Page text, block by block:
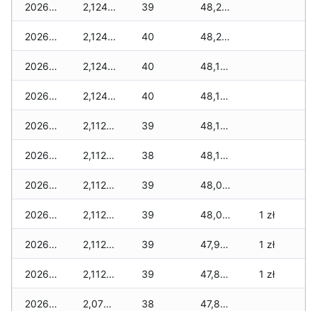
2026-03-29 2,124 zł 39 48,220 zł
2026-03-28 2,124 zł 40 48,208 zł
2026-03-27 2,124 zł 40 48,184 zł
2026-03-26 2,124 zł 40 48,184 zł
2026-03-25 2,112 zł 39 48,160 zł
2026-03-24 2,112 zł 38 48,125 zł
2026-03-23 2,112 zł 39 48,090 zł
2026-03-22 2,112 zł 39 48,090 zł 1 zł
2026-03-21 2,112 zł 39 47,996 zł 1 zł
2026-03-20 2,112 zł 39 47,862 zł 1 zł
2026-03-19 2,077 zł 38 47,827 zł